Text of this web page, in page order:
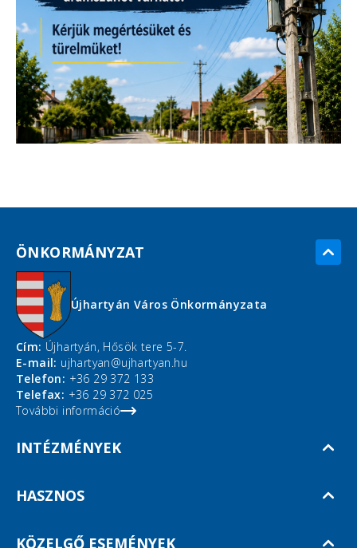
ÖNKORMÁNYZAT
Újhartyán Város Önkormányzata
Cím: Újhartyán, Hősök tere 5-7.
E-mail: ujhartyan@ujhartyan.hu
Telefon: +36 29 372 133
Telefax: +36 29 372 025
További információ
INTÉZMÉNYEK
HASZNOS
KÖZELGŐ ESEMÉNYEK